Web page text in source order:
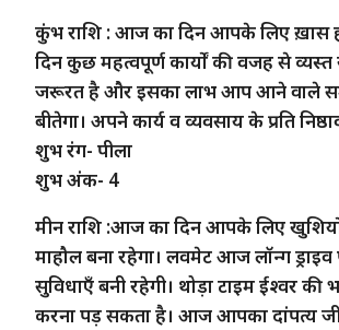
कुंभ राशि : आज का दिन आपके लिए
दिन कुछ महत्वपूर्ण कार्यों की वजह से
जरूरत है और इसका लाभ आप आने वाले
बीतेगा। अपने कार्य व व्यवसाय के प्रति
शुभ रंग- पीला
शुभ अंक- 4
मीन राशि :आज का दिन आपके लिए
माहौल बना रहेगा। लवमेट आज लॉन्ग
सुविधाएँ बनी रहेगी। थोड़ा टाइम ईश्वर
करना पड़ सकता है। आज आपका दांपत्य